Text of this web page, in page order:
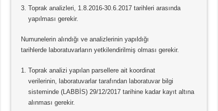
Toprak analizleri, 1.8.2016-30.6.2017 tarihleri arasında
yapılması gerekir.
Numunelerin alındığı ve analizlerinin yapıldığı
tarihlerde laboratuvarların yetkilendirilmiş olması gerekir.
Toprak analizi yapılan parsellere ait koordinat
verilerinin, laboratuvarlar tarafından laboratuvar bilgi
sisteminde (LABBİS) 29/12/2017 tarihine kadar kayıt altına
alınması gerekir.